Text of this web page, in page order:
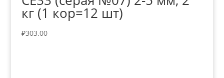
кг (1 кор=12 шт)
₽303.00